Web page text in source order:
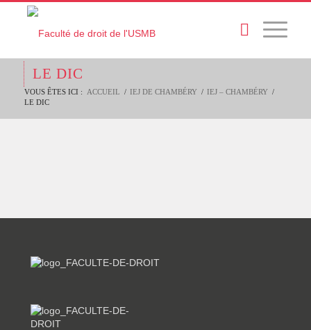
LE DIC
VOUS ÊTES ICI : ACCUEIL / IEJ DE CHAMBÉRY / IEJ – CHAMBÉRY /
LE DIC